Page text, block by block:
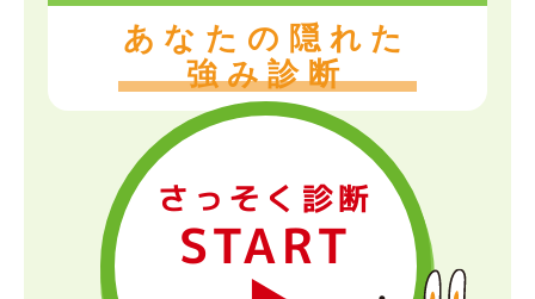
あなたの隠れた
強み診断
さっそく診断
START